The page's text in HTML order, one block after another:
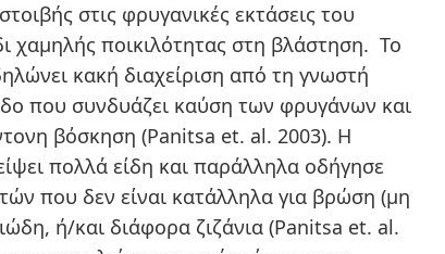
στις φρυγανικές εκτάσεις του
χαμηλής ποικιλότητας στη βλάστηση. Το
κακή διαχείριση από τη γνωστή
που συνδυάζει καύση των φρυγάνων και
βόσκηση (Panitsa et. al. 2003). Η
πολλά είδη και παράλληλα οδήγησε
που δεν είναι κατάλληλα για βρώση (μη
ή/και διάφορα ζιζάνια (Panitsa et. al.